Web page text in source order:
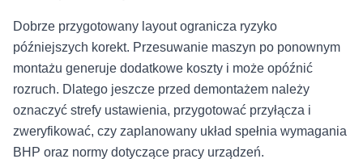
Dobrze przygotowany layout ogranicza ryzyko
późniejszych korekt. Przesuwanie maszyn po ponownym
montażu generuje dodatkowe koszty i może opóźnić
rozruch. Dlatego jeszcze przed demontażem należy
oznaczyć strefy ustawienia, przygotować przyłącza i
zweryfikować, czy zaplanowany układ spełnia wymagania
BHP oraz normy dotyczące pracy urządzeń.